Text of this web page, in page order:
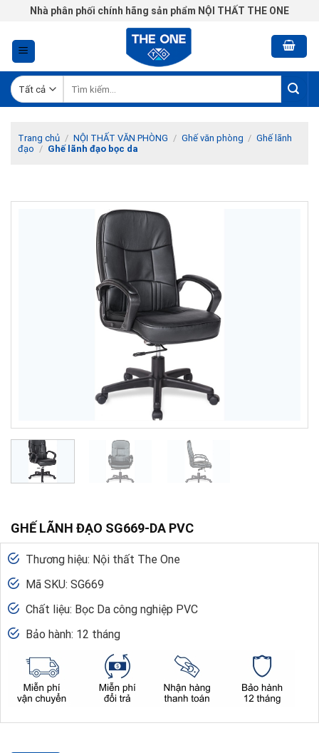
Chuyển
nội
dung
Nhà phân phối chính hãng sản phẩm NỘI THẤT THE ONE
kiếm:
Trang chủ / NỘI THẤT VĂN PHÒNG / Ghế văn phòng / Ghế lãnh
đạo / Ghế lãnh đạo bọc da
GHẾ LÃNH ĐẠO SG669-DA PVC
Thương hiệu: Nội thất The One
Mã SKU: SG669
Chất liệu: Bọc Da công nghiệp PVC
Bảo hành: 12 tháng